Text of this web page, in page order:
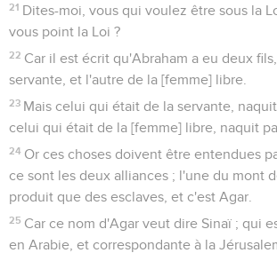
21 Dites-moi, vous qui voulez être sous la
vous point la Loi ?
22 Car il est écrit qu'Abraham a eu deux
servante, et l'autre de la [femme] libre.
23 Mais celui qui était de la servante,
celui qui était de la [femme] libre, naquit
24 Or ces choses doivent être entendues
ce sont les deux alliances ; l'une du mont
produit que des esclaves, et c'est Agar.
25 Car ce nom d'Agar veut dire Sinaï ; qui
en Arabie, et correspondante à la